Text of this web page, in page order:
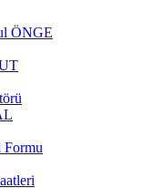
ÖNGE
Formu